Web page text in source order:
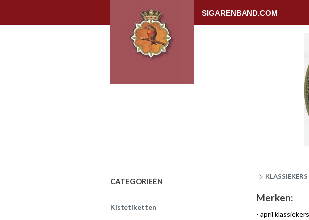
SIGARENBAND.COM
CATEGORIEËN
Kistetiketten
KLASSIEKERS
Merken:
april klassiekers